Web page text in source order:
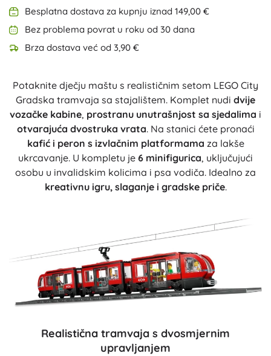
Besplatna dostava za kupnju iznad 149,00 €
Bez problema povrat u roku od 30 dana
Brza dostava već od 3,90 €
Potaknite dječju maštu s realističnim setom LEGO City
Gradska tramvaja sa stajalištem. Komplet nudi dvije
vozačke kabine, prostranu unutrašnjost sa sjedalima i
otvarajuća dvostruka vrata. Na stanici ćete pronaći
kafić i peron s izvlačnim platformama za lakše
ukrcavanje. U kompletu je 6 minifigurica, uključujući
osobu u invalidskim kolicima i psa vodiča. Idealno za
kreativnu igru, slaganje i gradske priče.
Realistična tramvaja s dvosmjernim
upravljanjem